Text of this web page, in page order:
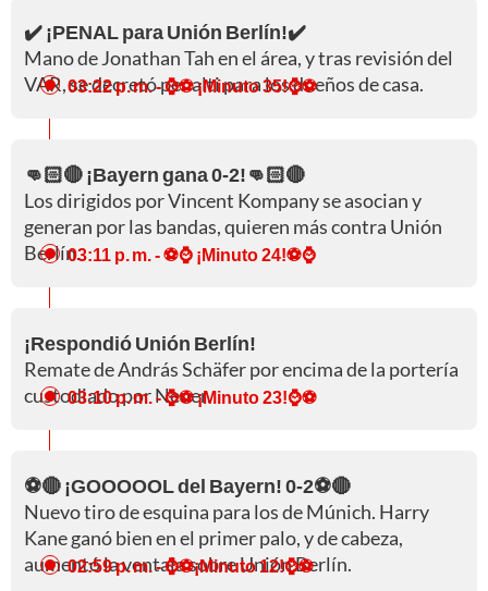
✔️ ¡PENAL para Unión Berlín!✔️
Mano de Jonathan Tah en el área, y tras revisión del
VAR, se decretó penalti para los dueños de casa.
03:22 p. m.- ⌚⚽ ¡Minuto 35!⌚⚽
👊🏻🔴 ¡Bayern gana 0-2!👊🏻🔴
Los dirigidos por Vincent Kompany se asocian y
generan por las bandas, quieren más contra Unión
Berlín.03:11 p. m.- ⚽⌚ ¡Minuto 24!⚽⌚
¡Respondió Unión Berlín!
Remate de András Schäfer por encima de la portería
custodiado por Neuer.
03:10 p. m.- ⌚⚽ ¡Minuto 23!⌚⚽
⚽🔴 ¡GOOOOOL del Bayern! 0-2⚽🔴
Nuevo tiro de esquina para los de Múnich. Harry
Kane ganó bien en el primer palo, y de cabeza,
aumentó la ventaja sobre Unión Berlín.
02:59 p. m.- ⌚⚽¡Minuto 12!⌚⚽